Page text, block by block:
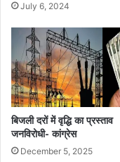
July 6, 2024
बिजली दरों में वृद्धि का प्रस्ताव
जनविरोधी- कांग्रेस
December 5, 2025